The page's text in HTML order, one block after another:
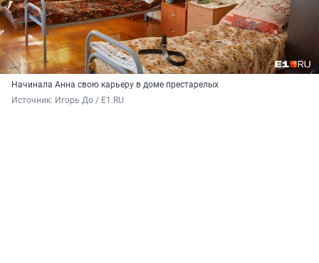
Начинала Анна свою карьеру в доме престарелых
Источник: Игорь До / E1.RU